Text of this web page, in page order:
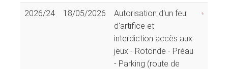
2026/24 18/05/2026
Autorisation d'un feu
d'artifice et
interdiction accès aux
jeux - Rotonde - Préau
- Parking (route de